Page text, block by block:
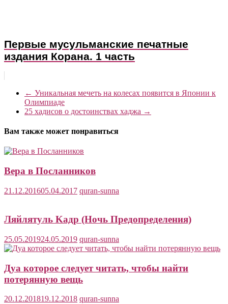
Первые мусульманские печатные
издания Корана. 1 часть
← Уникальная мечеть на колесах появится в Японии к
Олимпиаде
25 хадисов о достоинствах хаджа →
Вам также может понравиться
Вера в Посланников
21.12.201605.04.2017 quran-sunna
Ляйлятуль Kадр (Ночь Предопределения)
25.05.201924.05.2019 quran-sunna
Дуа которое следует читать, чтобы найти
потерянную вещь
20.12.201819.12.2018 quran-sunna